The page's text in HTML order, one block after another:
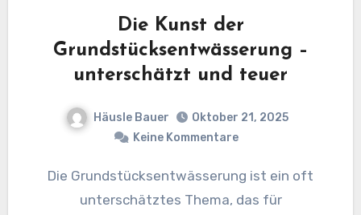
Die Kunst der
Grundstücksentwässerung –
unterschätzt und teuer
Häusle Bauer
Oktober 21, 2025
Keine Kommentare
Die Grundstücksentwässerung ist ein oft
unterschätztes Thema, das für